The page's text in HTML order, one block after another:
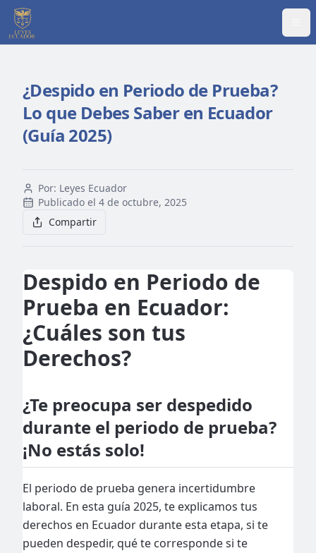
¿Despido en Periodo de Prueba?
Lo que Debes Saber en Ecuador
(Guía 2025)
Por: Leyes Ecuador
Publicado el 4 de octubre, 2025
Compartir
Despido en Periodo de
Prueba en Ecuador:
¿Cuáles son tus
Derechos?
¿Te preocupa ser despedido
durante el periodo de prueba?
¡No estás solo!
El periodo de prueba genera incertidumbre
laboral. En esta guía 2025, te explicamos tus
derechos en Ecuador durante esta etapa, si te
pueden despedir, qué te corresponde si te